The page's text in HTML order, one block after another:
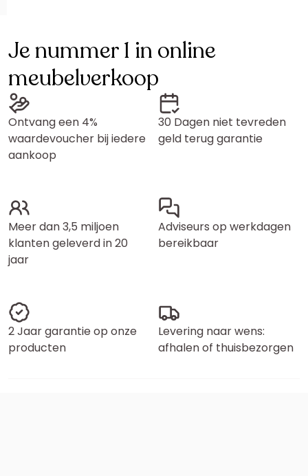
Je nummer 1 in online
meubelverkoop
Ontvang een 4%
waardevoucher bij iedere
aankoop
30 Dagen niet tevreden
geld terug garantie
Meer dan 3,5 miljoen
klanten geleverd in 20
jaar
Adviseurs op werkdagen
bereikbaar
2 Jaar garantie op onze
producten
Levering naar wens:
afhalen of thuisbezorgen